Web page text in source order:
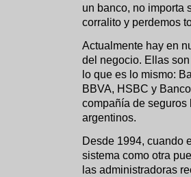
un banco, no importa
corralito y perdemos
Actualmente hay en
del negocio. Ellas
lo que es lo mismo:
BBVA, HSBC y
compañía de seguros
argentinos.
Desde 1994, cuando
sistema como otra
las administradoras